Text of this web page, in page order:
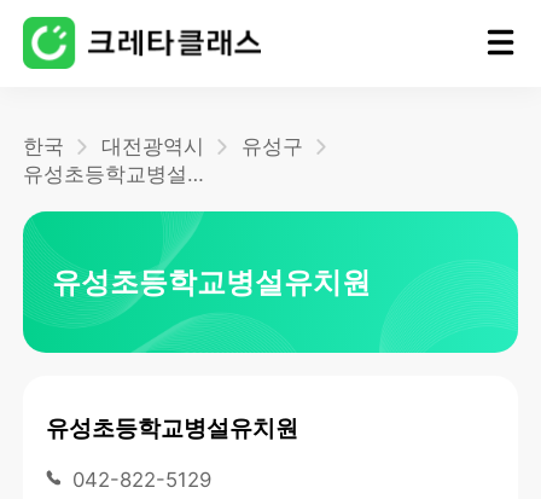
블로그
한국 대전광역시
유성구
유성초등학교병설유치원
유성초등학교병설유치원
유성초등학교병설유치원
042-822-5129